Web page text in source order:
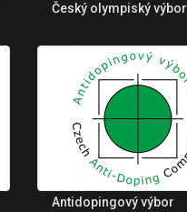
Český olympiský výbor
Antidopingový výbor